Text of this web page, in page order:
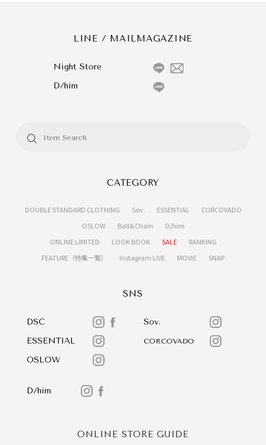
LINE / MAILMAGAZINE
Night Store
D/him
CATEGORY
DOUBLE STANDARD CLOTHING Sov. ESSENTIAL
CORCOVADO
OSLOW
Ball&Chain
D/him
ONLINE LIMITED
LOOK BOOK SALE
RANKING
FEATURE（特集一覧）
Instagram LIVE MOVIE SNAP
SNS
DSC
Sov.
ESSENTIAL
CORCOVADO
OSLOW
D/him
ONLINE STORE GUIDE